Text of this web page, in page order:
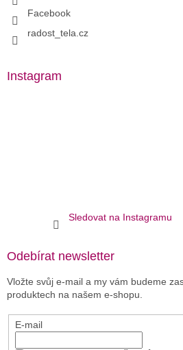
Facebook
radost_tela.cz
Instagram
Sledovat na Instagramu
Odebírat newsletter
Vložte svůj e-mail a my vám budeme
produktech na našem e-shopu.
E-mail